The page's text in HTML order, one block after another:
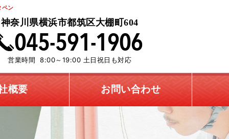
ン
神奈川県横浜市都筑区大棚町604
営業時間 8:00～19:00 土日祝日も対応
概要 お問い合わせ